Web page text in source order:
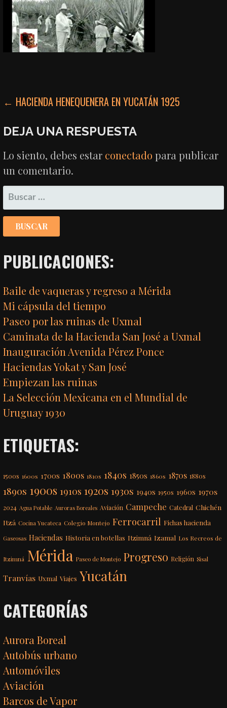
NAVEGACIÓN
DE
ENTRADAS
← HACIENDA HENEQUENERA EN YUCATÁN 1925
DEJA UNA RESPUESTA
Lo siento, debes estar conectado para publicar
un comentario.
BUSCAR:
PUBLICACIONES:
Baile de vaqueras y regreso a Mérida
Mi cápsula del tiempo
Paseo por las ruinas de Uxmal
Caminata de la Hacienda San José a Uxmal
Inauguración Avenida Pérez Ponce
Haciendas Yokat y San José
Empiezan las ruinas
La Selección Mexicana en el Mundial de
Uruguay 1930
ETIQUETAS:
1500s 1600s 1700s 1800s 1810s 1840s 1850s 1860s 1870s 1880s
1890s 1900s 1910s 1920s 1930s 1940s 1950s 1960s 1970s
2024 Agua Potable Auroras Boreales Aviación Campeche Catedral Chichén
Itzá Cocina Yucateca Colegio Montejo Ferrocarril Fichas hacienda
Gaseosas Haciendas Historia en botellas Itzimná Izamal Los Recreos de
Itzimná Mérida Paseo de Montejo Progreso Religión Sisal
Tranvías Uxmal Viajes Yucatán
CATEGORÍAS
Aurora Boreal
Autobús urbano
Automóviles
Aviación
Barcos de Vapor